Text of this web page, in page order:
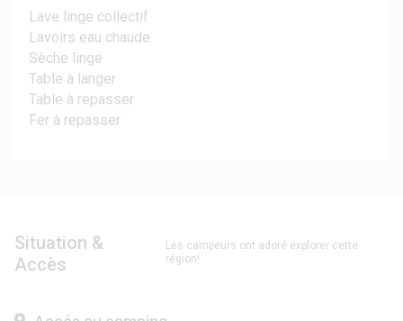
Lave linge collectif
Lavoirs eau chaude
Sèche linge
Table à langer
Table à repasser
Fer à repasser
Situation &
Accès
Les campeurs ont adoré explorer cette
région!